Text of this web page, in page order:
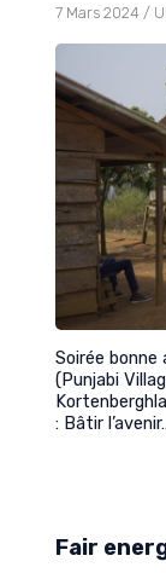
7 Mars 2024/
Soirée
(Punjabi
: Bâtir
Fair